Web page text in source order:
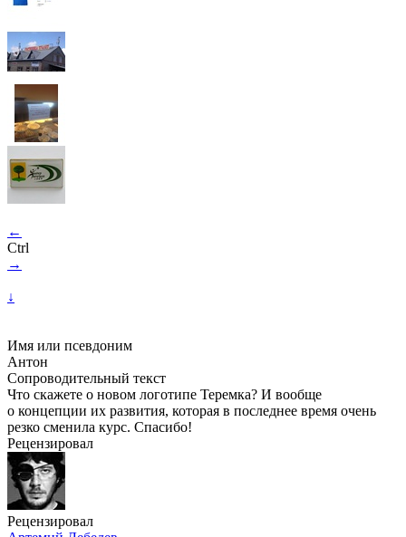
←
Ctrl
→
↓
Имя или псевдоним
Антон
Сопроводительный текст
Что скажете о новом логотипе Теремка? И вообще
о концепции их развития, которая в последнее время очень
резко сменила курс. Спасибо!
Рецензировал
Рецензировал